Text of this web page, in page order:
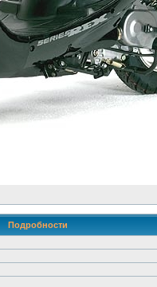
Подробности